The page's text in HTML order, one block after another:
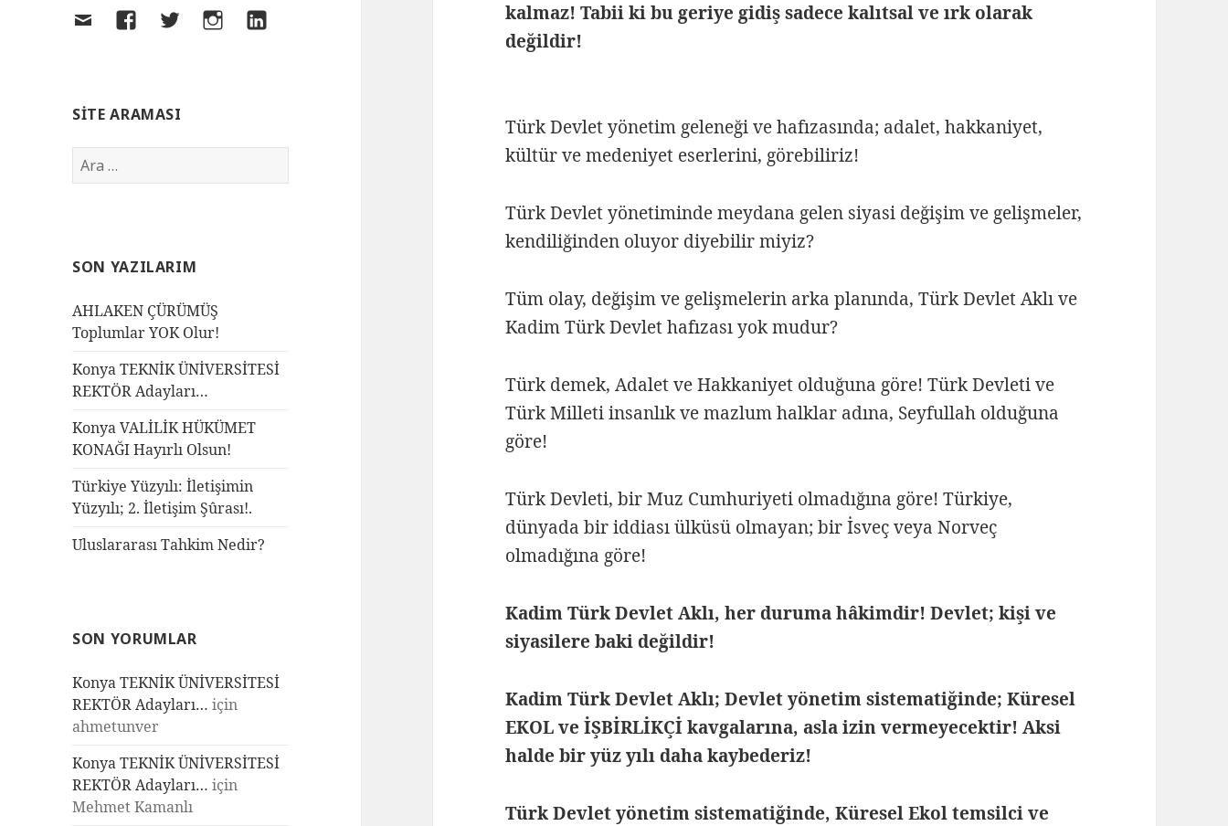
SITE ARAMASI
SON YAZILARIM
AHLAKEN ÇÜRÜMÜŞ
Toplumlar YOK Olur!
Konya TEKNİK ÜNİVERSİTESİ
REKTÖR Adayları…
Konya VALİLİK HÜKÜMET
KONAĞI Hayırlı Olsun!
Türkiye Yüzyılı: İletişimin
Yüzyılı; 2. İletişim Şûrası!.
Uluslararası Tahkim Nedir?
SON YORUMLAR
Konya TEKNİK ÜNİVERSİTESİ
REKTÖR Adayları… için
ahmetunver
Konya TEKNİK ÜNİVERSİTESİ
REKTÖR Adayları… için
Mehmet Kamanlı
kalmaz! Tabii ki bu geriye gidiş sadece kalıtsal ve ırk olarak
değildir!
Türk Devlet yönetim geleneği ve hafızasında; adalet, hakkaniyet,
kültür ve medeniyet eserlerini, görebiliriz!
Türk Devlet yönetiminde meydana gelen siyasi değişim ve gelişmeler,
kendiliğinden oluyor diyebilir miyiz?
Tüm olay, değişim ve gelişmelerin arka planında, Türk Devlet Aklı ve
Kadim Türk Devlet hafızası yok mudur?
Türk demek, Adalet ve Hakkaniyet olduğuna göre! Türk Devleti ve
Türk Milleti insanlık ve mazlum halklar adına, Seyfullah olduğuna
göre!
Türk Devleti, bir Muz Cumhuriyeti olmadığına göre! Türkiye,
dünyada bir iddiası ülküsü olmayan; bir İsveç veya Norveç
olmadığına göre!
Kadim Türk Devlet Aklı, her duruma hâkimdir! Devlet; kişi ve
siyasilere baki değildir!
Kadim Türk Devlet Aklı; Devlet yönetim sistematiğinde; Küresel
EKOL ve İŞBİRLİKÇİ kavgalarına, asla izin vermeyecektir! Aksi
halde bir yüz yılı daha kaybederiz!
Türk Devlet yönetim sistematiğinde, Küresel Ekol temsilci ve